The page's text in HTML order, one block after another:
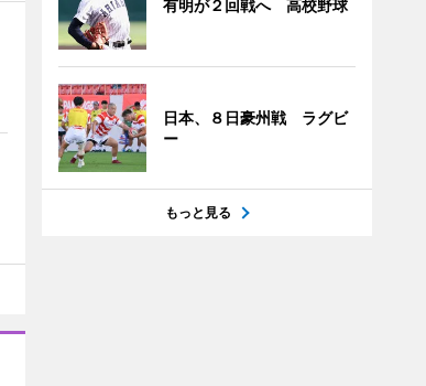
有明が２回戦へ 高校野球
日本、８日豪州戦 ラグビ
ー
もっと見る